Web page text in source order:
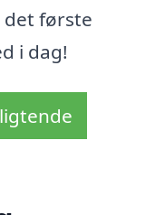
det første
i dag!